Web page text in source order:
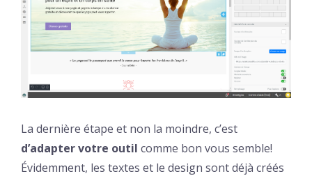
La dernière étape et non la moindre, c’est
d’adapter votre outil comme bon vous semble!
Évidemment, les textes et le design sont déjà créés